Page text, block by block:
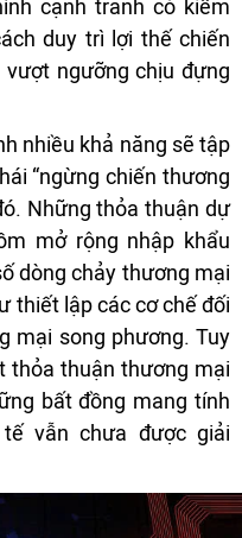
cạnh tranh có kiểm
duy trì lợi thế chiến
ngưỡng chịu đựng
nhiều khả năng sẽ tập
“ngừng chiến thương
Những thỏa thuận dự
mở rộng nhập khẩu
dòng chảy thương mại
thiết lập các cơ chế đối
mại song phương. Tuy
thỏa thuận thương mại
bất đồng mang tính
vẫn chưa được giải